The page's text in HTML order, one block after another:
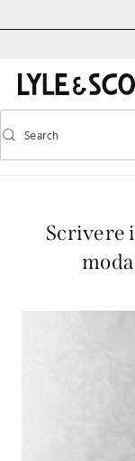
Accessibility
Toggle predictive
Search
Scrivere